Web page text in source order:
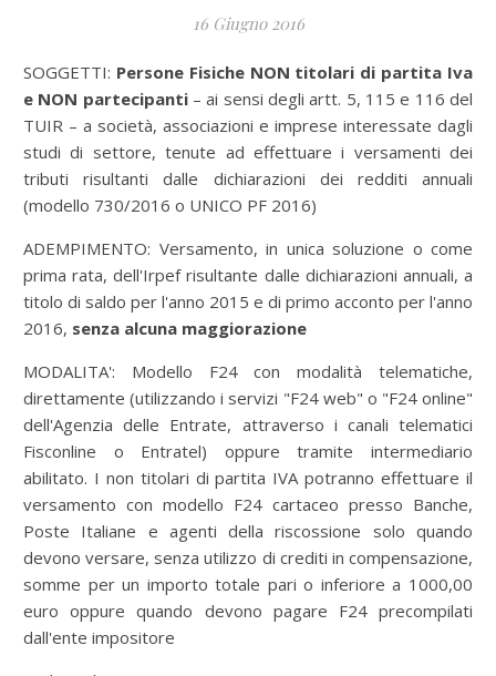
16 Giugno 2016
SOGGETTI: Persone Fisiche NON titolari di partita Iva
e NON partecipanti– ai sensi degli artt. 5, 115 e 116 del
TUIR – a società, associazioni e imprese interessate dagli
studi di settore, tenute ad effettuare i versamenti dei
tributi risultanti dalle dichiarazioni dei redditi annuali
(modello 730/2016 o UNICO PF 2016)
ADEMPIMENTO: Versamento, in unica soluzione o come
prima rata, dell'Irpef risultante dalle dichiarazioni annuali, a
titolo di saldo per l'anno 2015 e di primo acconto per l'anno
2016, senza alcuna maggiorazione
MODALITA': Modello F24 con modalità telematiche,
direttamente (utilizzando i servizi "F24 web" o "F24 online"
dell'Agenzia delle Entrate, attraverso i canali telematici
Fisconline o Entratel) oppure tramite intermediario
abilitato. I non titolari di partita IVA potranno effettuare il
versamento con modello F24 cartaceo presso Banche,
Poste Italiane e agenti della riscossione solo quando
devono versare, senza utilizzo di crediti in compensazione,
somme per un importo totale pari o inferiore a 1000,00
euro oppure quando devono pagare F24 precompilati
dall'ente impositore